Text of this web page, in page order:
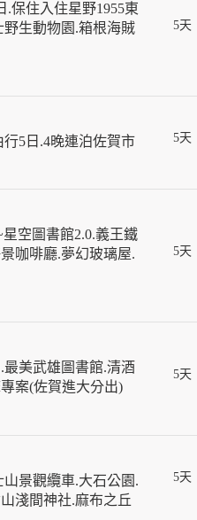
.保住入住星野1955東
生動物園.箱根海賊
5天
5日.4晚連泊佐賀市
5天
空圖書館2.0.義王鐵
咖啡廳.夢幻玻璃屋.
5天
最美武雄圖書館.清酒
案(佐賀進大分出)
5天
山景觀纜車.大石公園.
淺間神社.麻布之丘
5天